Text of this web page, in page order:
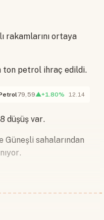
rakamlarını ortaya
ton petrol ihraç edildi.
79,59▲+1.80% 12.14
düşüş var.
Güneşli sahalarından